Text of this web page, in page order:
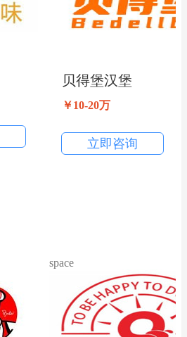
贝得堡汉堡
￥10-20万
立即咨询
space